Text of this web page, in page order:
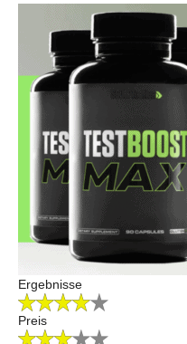
Ergebnisse
Preis